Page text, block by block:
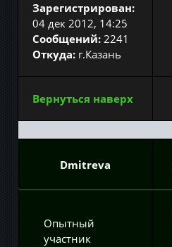
Зарегистрирован:
04 дек 2012, 14:25
Сообщений: 2241
Откуда: г.Казань
Вернуться наверх
Dmitreva
Опытный
участник